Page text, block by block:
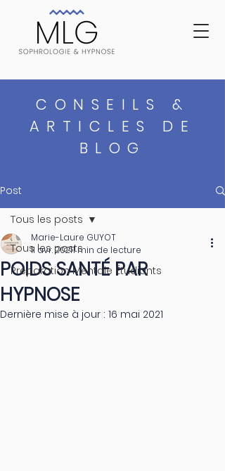
CONSEILS &
ARTICLES DE
BLOG
Post
Tous les posts
Préparation Mentale Étudiants
Tous les posts
POIDS SANTÉ PAR
HYPNOSE
Marie-Laure GUYOT
11 avr. 20211 min de lecture
Dernière mise à jour : 16 mai 2021